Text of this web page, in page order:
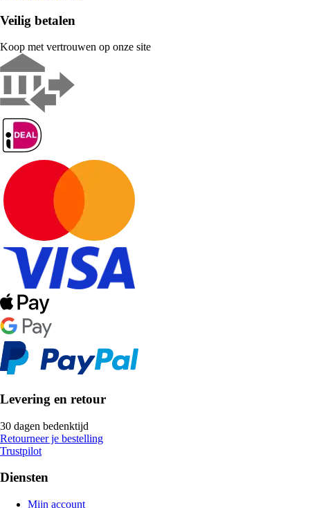
Veilig betalen
Koop met vertrouwen op onze site
Levering en retour
30 dagen bedenktijd
Retourneer je bestelling
Trustpilot
Diensten
Mijn account